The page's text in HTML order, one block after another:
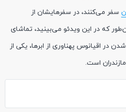
سفر می‌کنند، در سفرهایشان از
که در این ویدئو می‌بینید، تماشای
در اقیانوس پهناوری از ابرها، یکی از
است.